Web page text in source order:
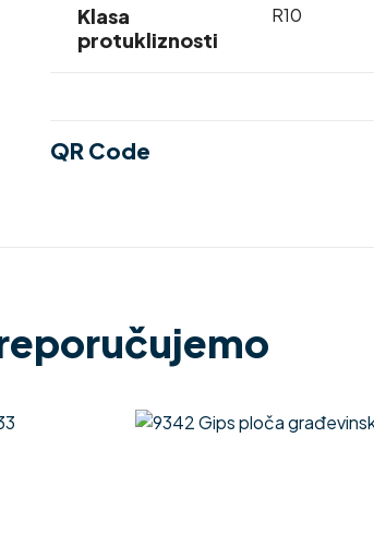
Klasa
protukliznosti
R10
QR Code